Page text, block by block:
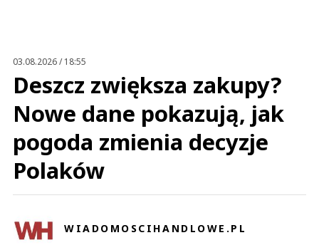
03.08.2026 / 18:55
Deszcz zwiększa zakupy?
Nowe dane pokazują, jak
pogoda zmienia decyzje
Polaków
WIADOMOSCIHANDLOWE.PL